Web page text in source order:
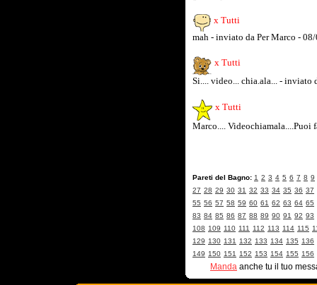
x Tutti
mah - inviato da Per Marco -
x Tutti
Si.... video... chia.ala... -
x Tutti
Marco.... Videochiamala....Puoi
Pareti del Bagno: 1 2 3 4 5 6 7 8 9
27 28 29 30 31 32 33 34 35 36 37
55 56 57 58 59 60 61 62 63 64 65
83 84 85 86 87 88 89 90 91 92 93
108 109 110 111 112 113 114 115
129 130 131 132 133 134 135 136
149 150 151 152 153 154 155 156
Manda anche tu il tuo